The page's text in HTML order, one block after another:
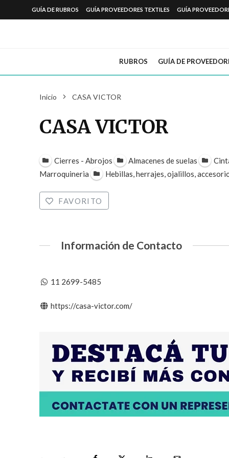
GUÍA DE RUBROS GUÍA PROVEEDORES TEXTILES GUÍA
RUBROS GUÍA DE
Inicio CASA VICTOR
CASA VICTOR
Cierres - Abrojos Almacenes de suelas
Marroquineria
Hebillas, herrajes, ojalillos,
FAVORITO
Información de Contacto
11 2699-5485
https://casa-victor.com/